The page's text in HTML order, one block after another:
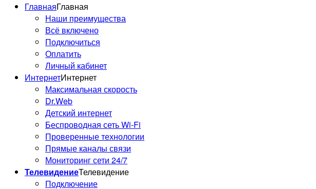
ГлавнаяГлавная
Наши преимущества
Всё включено
Подключиться
Оплатить
Личный кабинет
ИнтернетИнтернет
Максимальная скорость
Dr.Web
Детский интернет
Беспроводная сеть Wi-Fi
Проверенные технологии
Прямые каналы связи
Мониторинг сети 24/7
ТелевидениеТелевидение
Подключение